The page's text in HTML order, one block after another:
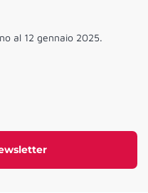
al 12 gennaio 2025.